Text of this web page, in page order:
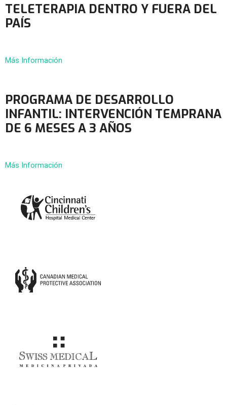
TELETERAPIA DENTRO Y FUERA DEL
PAÍS
Más Información
PROGRAMA DE DESARROLLO
INFANTIL: INTERVENCIÓN TEMPRANA
DE 6 MESES A 3 AÑOS
Más Información